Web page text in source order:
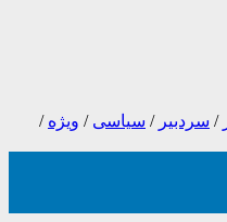
/ سردبیر / سیاسی / ویژه /